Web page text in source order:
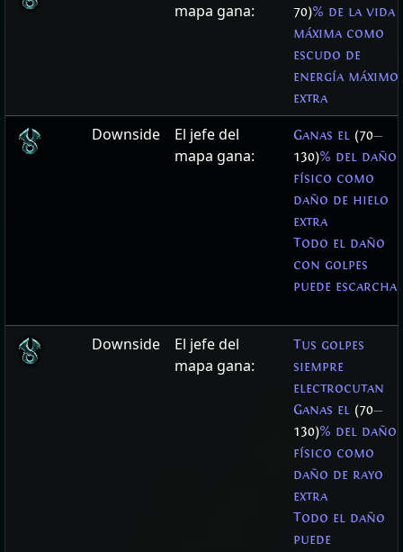
mapa gana:
70)% de la vida
máxima como
escudo de
energía máximo
extra
Downside
El jefe del
mapa gana:
Ganas el (70—
130)% del daño
físico como
daño de hielo
extra
Todo el daño
con golpes
puede
Downside
El jefe del
mapa gana:
Tus golpes
siempre
electrocutan
Ganas el (70—
130)% del daño
físico como
daño de rayo
extra
Todo el daño
puede